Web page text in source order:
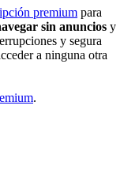
premium para
sin anuncios y
y segura
a ninguna otra
.